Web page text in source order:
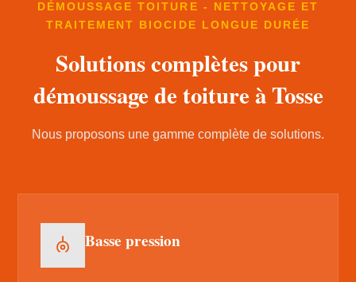
DÉMOUSSAGE TOITURE - NETTOYAGE ET
TRAITEMENT BIOCIDE LONGUE DURÉE
Solutions complètes pour
démoussage de toiture à Tosse
Nous proposons une gamme complète de solutions.
Basse pression